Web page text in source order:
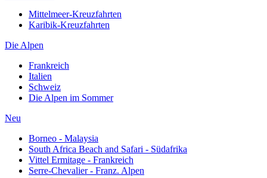
Mittelmeer-Kreuzfahrten
Karibik-Kreuzfahrten
Die Alpen
Frankreich
Italien
Schweiz
Die Alpen im Sommer
Neu
Borneo - Malaysia
South Africa Beach and Safari - Südafrika
Vittel Ermitage - Frankreich
Serre-Chevalier - Franz. Alpen